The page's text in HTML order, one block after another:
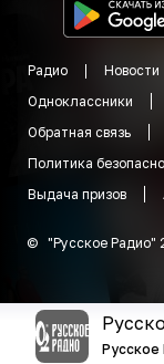
Радио Новости
Одноклассники
Обратная связь
Политика
Выдача призов
© "Русское Радио"
Русское